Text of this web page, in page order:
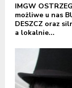
IMGW
możliwe u nas
DESZCZ oraz
a lokalnie...